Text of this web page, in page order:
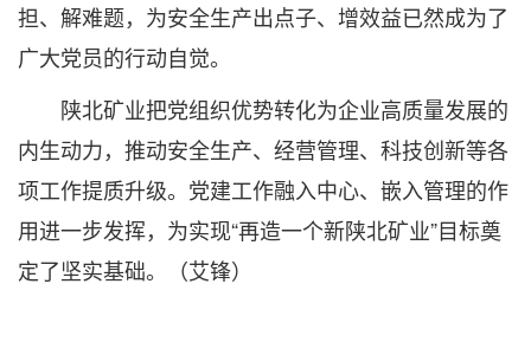
担、解难题，为安全生产出点子、增效益已然成为了
广大党员的行动自觉。
陕北矿业把党组织优势转化为企业高质量发展的
内生动力，推动安全生产、经营管理、科技创新等各
项工作提质升级。党建工作融入中心、嵌入管理的作
用进一步发挥，为实现“再造一个新陕北矿业”目标奠
定了坚实基础。（艾锋）